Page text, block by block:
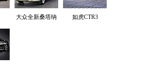
大众全新桑塔纳 如虎CTR3